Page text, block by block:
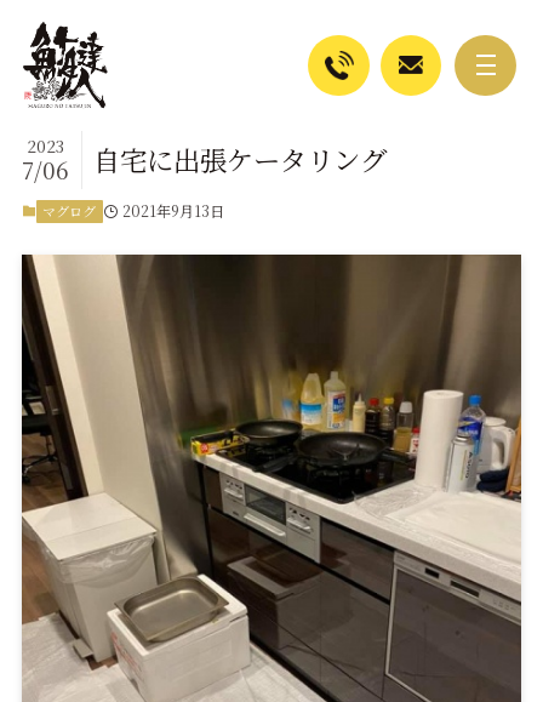
自宅に出張ケータリング
2023
7/06
マグログ 2021年9月13日